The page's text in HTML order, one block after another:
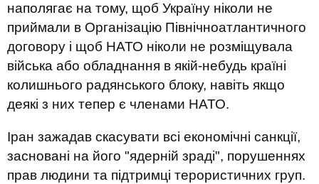
наполягає на тому, щоб Україну ніколи не
приймали в Організацію Північноатлантичного
договору і щоб НАТО ніколи не розміщувала
війська або обладнання в якій-небудь країні
колишнього радянського блоку, навіть якщо
деякі з них тепер є членами НАТО.
Іран зажадав скасувати всі економічні санкції,
засновані на його "ядерній зраді", порушеннях
прав людини та підтримці терористичних груп.